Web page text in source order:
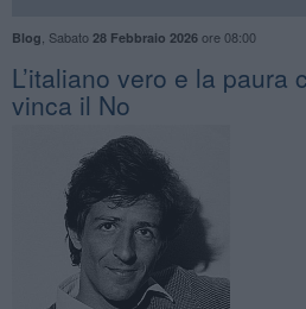
Blog Sabato 28 Febbraio 2026ore 08:00
L’italiano vero e la paura
vinca il No